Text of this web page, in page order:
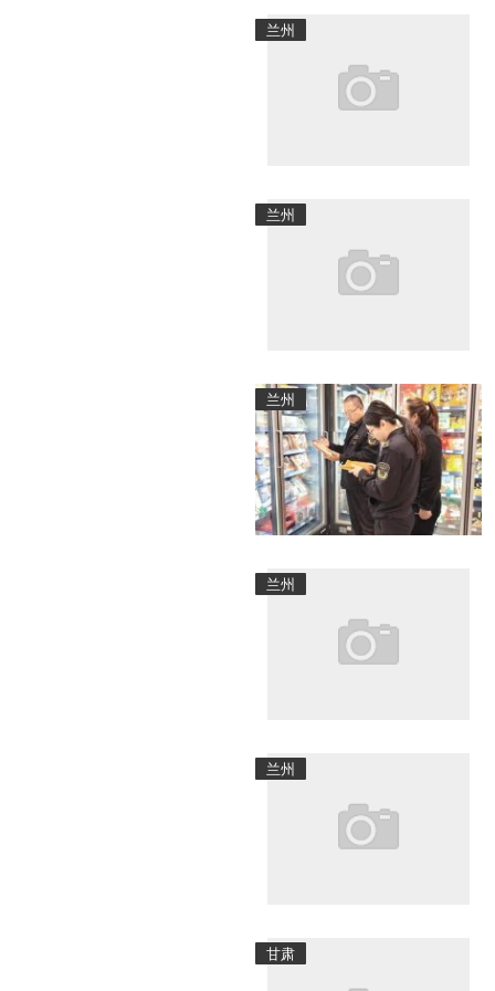
兰州
兰州
兰州
兰州
兰州
甘肃